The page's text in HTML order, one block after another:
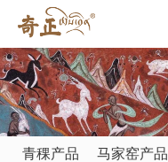
青稞产品 马家窑产品